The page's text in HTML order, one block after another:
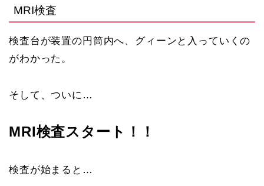
MRI検査
検査台が装置の円筒内へ、グィーンと入っていくの
がわかった。
そして、ついに…
MRI検査スタート！！
検査が始まると…